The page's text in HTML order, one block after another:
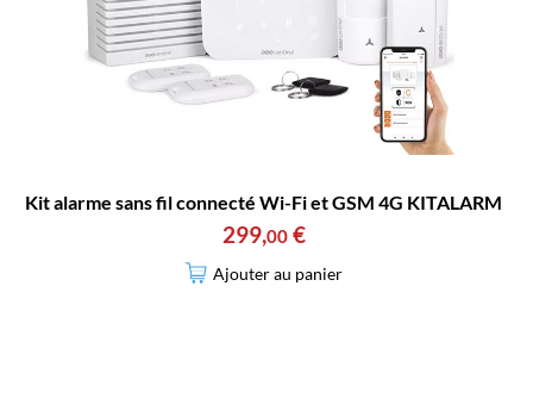
Kit alarme sans fil connecté Wi-Fi et GSM 4G KITALARM
299,00 €
Ajouter au panier